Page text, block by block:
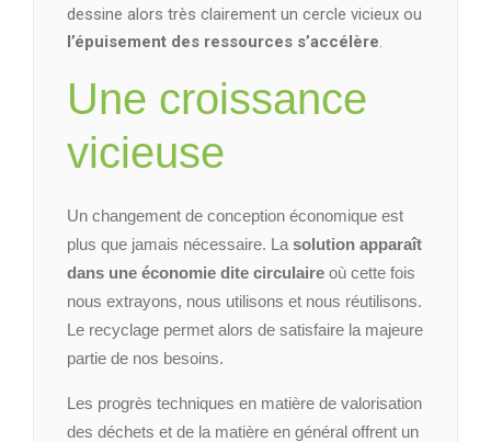
dessine alors très clairement un cercle vicieux ou
l’épuisement des ressources s’accélère.
Une croissance
vicieuse
Un changement de conception économique est
plus que jamais nécessaire. La solution apparaît
dans une économie dite circulaire où cette fois
nous extrayons, nous utilisons et nous réutilisons.
Le recyclage permet alors de satisfaire la majeure
partie de nos besoins.
Les progrès techniques en matière de valorisation
des déchets et de la matière en général offrent un